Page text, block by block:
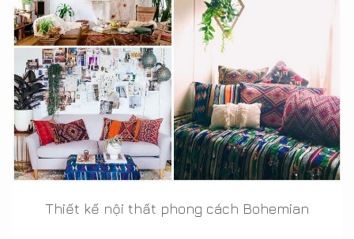
Thiết kế nội thất phong cách Bohemian